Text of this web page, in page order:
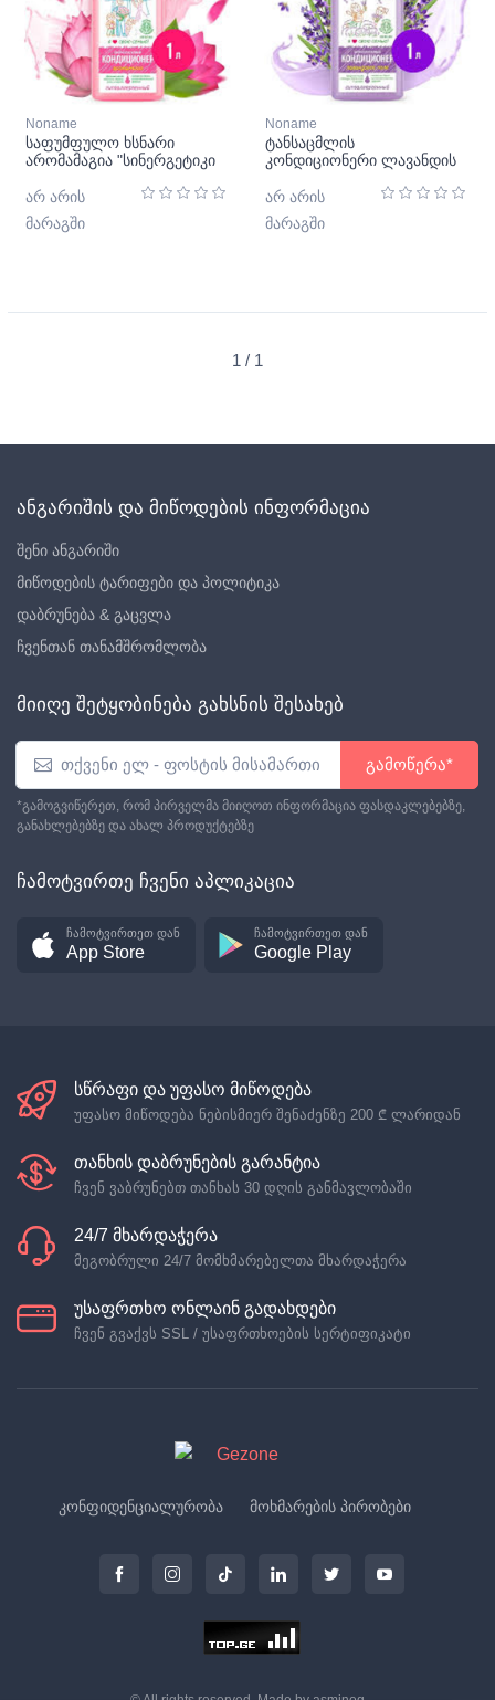
Noname
საფუმფულო ხსნარი
არომამაგია "სინერგეტიკი
არ არის
მარაგში
Noname
ტანსაცმლის
კონდიციონერი ლავანდის
არ არის
მარაგში
1 / 1
ანგარიშის და მიწოდების ინფორმაცია
შენი ანგარიში
მიწოდების ტარიფები და პოლიტიკა
დაბრუნება & გაცვლა
ჩვენთან თანამშრომლობა
მიიღე შეტყობინება გახსნის შესახებ
გამოწერა*
*გამოგვიწერეთ, რომ პირველმა მიიღოთ ინფორმაცია ფასდაკლებებზე,
განახლებებზე და ახალ პროდუქტებზე
ჩამოტვირთე ჩვენი აპლიკაცია
ჩამოტვირთეთ დან
App Store
ჩამოტვირთეთ დან
Google Play
სწრაფი და უფასო მიწოდება
უფასო მიწოდება ნებისმიერ შენაძენზე 200 ₾ ლარიდან
თანხის დაბრუნების გარანტია
ჩვენ ვაბრუნებთ თანხას 30 დღის განმავლობაში
24/7 მხარდაჭერა
მეგობრული 24/7 მომხმარებელთა მხარდაჭერა
უსაფრთხო ონლაინ გადახდები
ჩვენ გვაქვს SSL / უსაფრთხოების სერტიფიკატი
კონფიდენციალურობა მოხმარების პირობები